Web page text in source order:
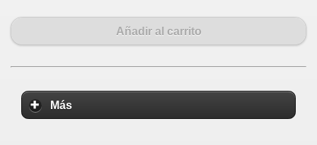
Añadir al carrito
Más